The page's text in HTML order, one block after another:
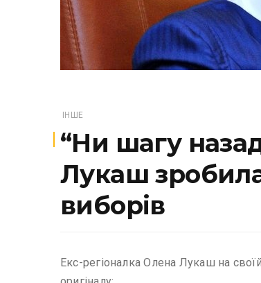
ІНШЕ
“Ни шагу
Лукаш зробила
виборів
Екс-регіоналка Олена Лукаш на